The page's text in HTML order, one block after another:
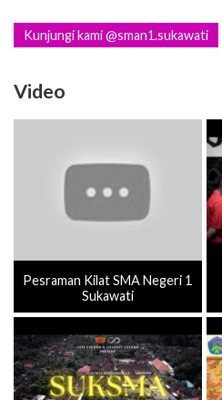
Kunjungi kami @sman1.sukawati
Video
Pesraman Kilat SMA Negeri 1
Sukawati